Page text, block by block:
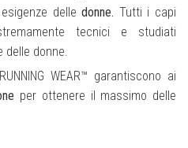
delledonne. Tutti i capi
tecnici e studiati
delle donne.
WEAR™ garantiscono ai
per ottenere il massimo delle